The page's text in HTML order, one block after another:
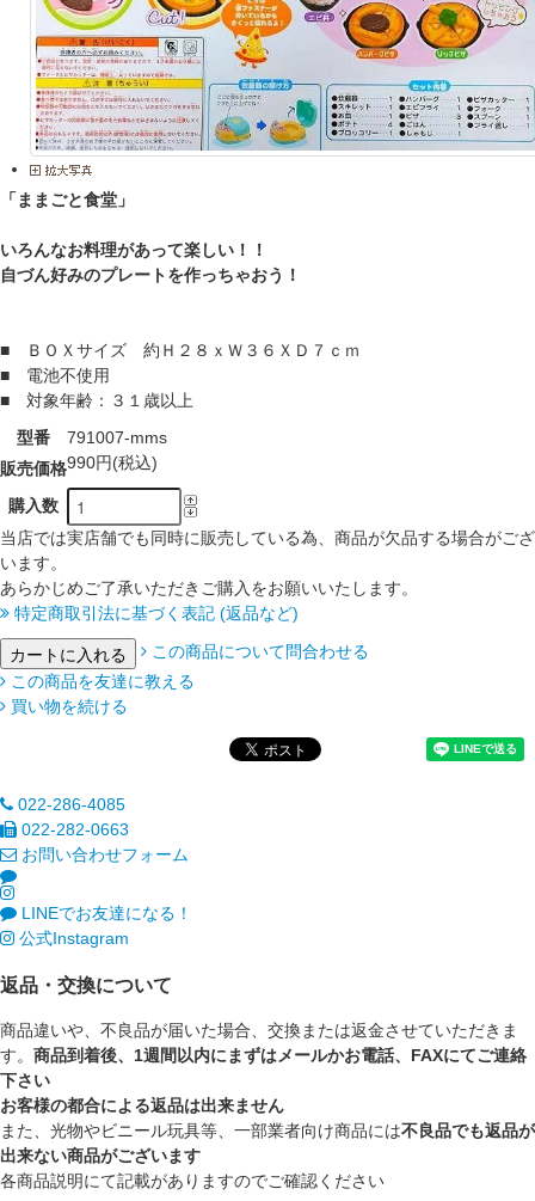
「ままごと食堂」
いろんなお料理があって楽しい！！
自づん好みのプレートを作っちゃおう！
■ ＢＯＸサイズ 約Ｈ２８ｘＷ３６ＸＤ７ｃｍ
■ 電池不使用
■ 対象年齢：３１歳以上
型番
791007-mms
販売価格990円(税込)
購入数
当店では実店舗でも同時に販売している為、商品が欠品する場合がござ
います。
あらかじめご了承いただきご購入をお願いいたします。
特定商取引法に基づく表記 (返品など)
この商品について問合わせる
この商品を友達に教える
買い物を続ける
022-286-4085
022-282-0663
お問い合わせフォーム
LINEでお友達になる！
公式Instagram
返品・交換について
商品違いや、不良品が届いた場合、交換または返金させていただきま
す。 商品到着後、1週間以内にまずはメールかお電話、FAXにてご連絡
下さい
お客様の都合による返品は出来ません
また、光物やビニール玩具等、一部業者向け商品には不良品でも返品が
出来ない商品がございます
各商品説明にて記載がありますのでご確認ください